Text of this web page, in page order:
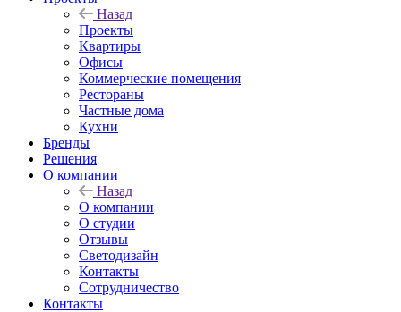
Назад
Проекты
Квартиры
Офисы
Коммерческие помещения
Рестораны
Частные дома
Кухни
Бренды
Решения
О компании
Назад
О компании
О студии
Отзывы
Светодизайн
Контакты
Сотрудничество
Контакты